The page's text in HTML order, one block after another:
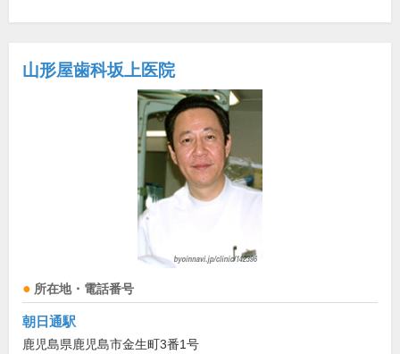
山形屋歯科坂上医院
所在地・電話番号
朝日通駅
鹿児島県鹿児島市金生町3番1号